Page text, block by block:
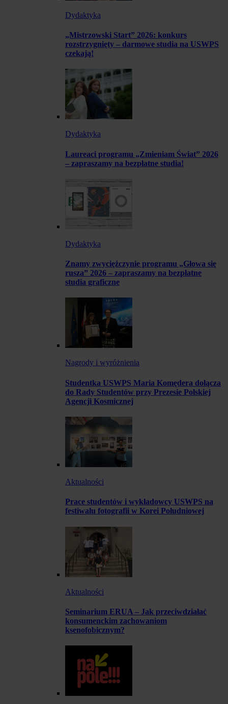
Dydaktyka
„Mistrzowski Start” 2026: konkurs
rozstrzygnięty – darmowe studia na USWPS
czekają!
Dydaktyka
Laureaci programu „Zmieniam Świat” 2026
– zapraszamy na bezpłatne studia!
Dydaktyka
Znamy zwyciężczynie programu „Głowa się
rusza” 2026 – zapraszamy na bezpłatne
studia graficzne
Nagrody i wyróżnienia
Studentka USWPS Maria Komędera dołącza
do Rady Studentów przy Prezesie Polskiej
Agencji Kosmicznej
Aktualności
Prace studentów i wykładowcy USWPS na
festiwalu fotografii w Korei Południowej
Aktualności
Seminarium ERUA – Jak przeciwdziałać
konsumenckim zachowaniom
ksenofobicznym?